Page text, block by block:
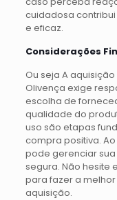
cuidadosa
e eficaz.
Considerações
Ou seja A
Olivença exige
escolha de
qualidade do
uso são etapas
compra positiva.
pode gerenciar
segura. Não hesite
para fazer a
aquisição.